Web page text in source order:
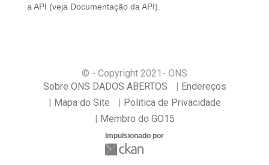
a API (veja Documentação da API ).
© - Copyright 2021 - ONS
Sobre ONS DADOS ABERTOS
Endereços
Mapa do Site
Politica de Privacidade
Membro do GO15
Impulsionado por